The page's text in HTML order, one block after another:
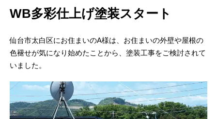
WB多彩仕上げ塗装スタート
仙台市太白区にお住まいのA様は、お住まいの外壁や屋根の
色褪せが気になり始めたことから、塗装工事をご検討されて
いました。